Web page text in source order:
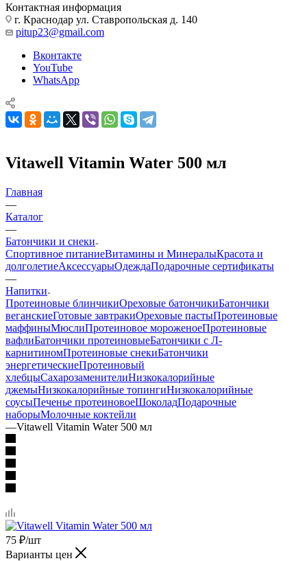
Контактная информация
г. Краснодар ул. Ставропольская д. 140
pitup23@gmail.com
Вконтакте
YouTube
WhatsApp
Vitawell Vitamin Water 500 мл
Главная
—
Каталог
—
Батончики и снеки
Спортивное питаниеВитамины и МинералыКрасота и
долголетиеАксессуарыОдеждаПодарочные сертификаты
—
Напитки
Протеиновые блинчикиОреховые батончикиБатончики
веганскиеГотовые завтракиОреховые пастыПротеиновые
маффиныМюслиПротеиновое мороженоеПротеиновые
вафлиБатончики протеиновыеБатончики с Л-
карнитиномПротеиновые снекиБатончики
энергетическиеПротеиновый
хлебцыСахарозаменителиНизкокалорийные
джемыНизкокалорийные топингиНизкокалорийные
соусыПеченье протеиновоеШоколадПодарочные
наборыМолочные коктейли
—Vitawell Vitamin Water 500 мл
75 ₽/шт
Варианты цен